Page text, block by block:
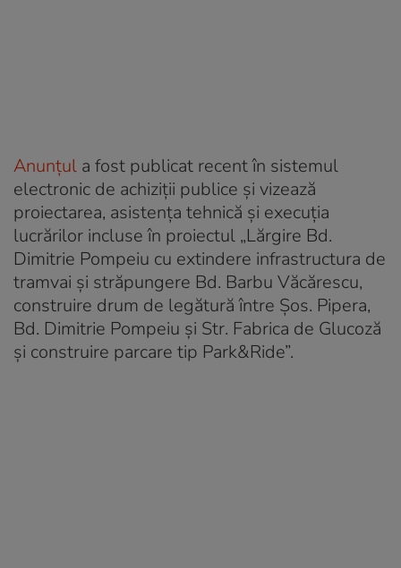
Anunțul a fost publicat recent în sistemul
electronic de achiziții publice și vizează
proiectarea, asistența tehnică și execuția
lucrărilor incluse în proiectul „Lărgire Bd.
Dimitrie Pompeiu cu extindere infrastructura de
tramvai și străpungere Bd. Barbu Văcărescu,
construire drum de legătură între Șos. Pipera,
Bd. Dimitrie Pompeiu și Str. Fabrica de Glucoză
și construire parcare tip Park&Ride”.